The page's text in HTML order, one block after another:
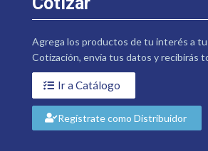
Agrega los productos de tu interés a
Cotización, envía tus datos y recibirás
Ir a Catálogo
Regístrate como Distribuidor